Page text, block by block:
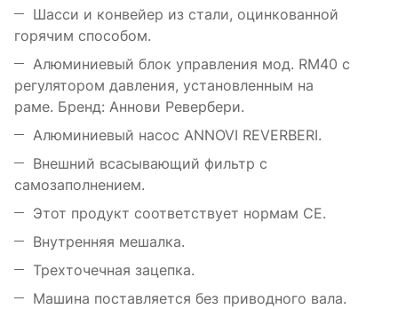
Шасси и конвейер из стали, оцинкованной
горячим способом.
Алюминиевый блок управления мод. RM40 с
регулятором давления, установленным на
раме. Бренд: Аннови Ревербери.
Алюминиевый насос ANNOVI REVERBERI.
Внешний всасывающий фильтр с
самозаполнением.
Этот продукт соответствует нормам CE.
Внутренняя мешалка.
Трехточечная зацепка.
Машина поставляется без приводного вала.